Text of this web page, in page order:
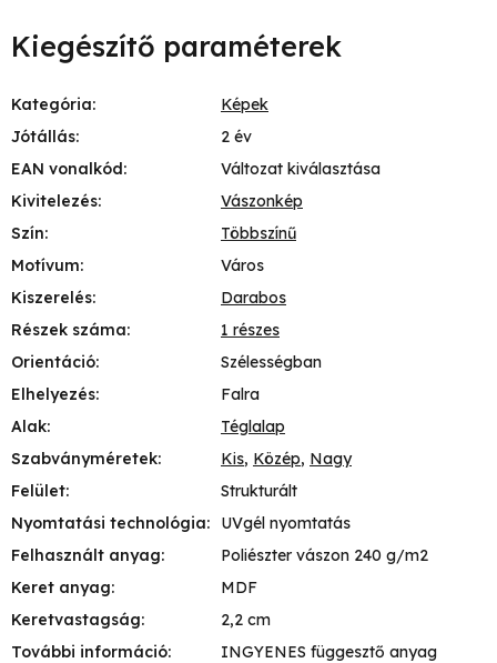
Kiegészítő paraméterek
Kategória:
Képek
Jótállás:
2 év
EAN vonalkód:
Változat kiválasztása
Kivitelezés:
Vászonkép
Szín:
Többszínű
Motívum:
Város
Kiszerelés:
Darabos
Részek száma:
1 részes
Orientáció:
Szélességban
Elhelyezés:
Falra
Alak:
Téglalap
Szabványméretek: Kis, Közép, Nagy
Felület:
Strukturált
Nyomtatási technológia:
UVgél nyomtatás
Felhasznált anyag:
Poliészter vászon 240 g/m2
Keret anyag:
MDF
Keretvastagság:
2,2 cm
További információ: INGYENES függesztő anyag